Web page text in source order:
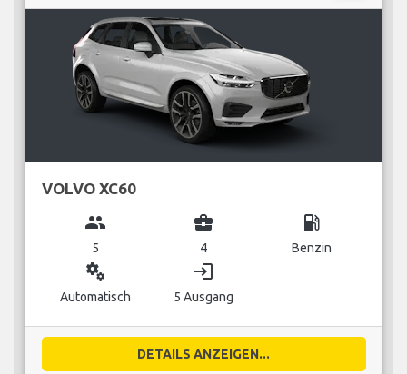
VOLVO XC60
group
5
business_center
4
local_gas_station
Benzin
miscellaneous_services
Automatisch
login
5 Ausgang
DETAILS ANZEIGEN...